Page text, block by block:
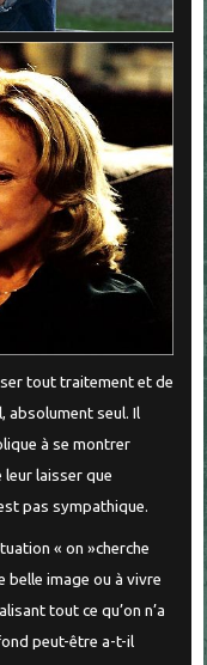
tout traitement et de
absolument seul. Il
à se montrer
laisser que
pas sympathique.
« on »cherche
belle image ou à vivre
tout ce qu’on n’a
peut-être a-t-il